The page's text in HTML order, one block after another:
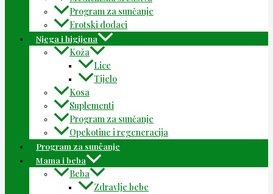
Program za sunčanje
Erotski dodaci
Njega i higijena
Koža
Lice
Tijelo
Kosa
Suplementi
Program za sunčanje
Opekotine i regeneracija
Program za sunčanje
Mama i beba
Beba
Zdravlje bebe